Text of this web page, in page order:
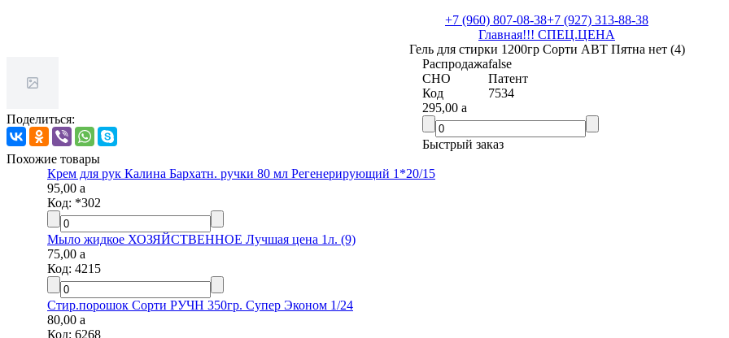
+7 (960) 807-08-38+7 (927) 313-88-38
Главная!!! СПЕЦ.ЦЕНА
Гель для стирки 1200гр Сорти АВТ Пятна нет (4)
Поделиться:
Распродажаfalse
СНО
Патент
Код
7534
295,00 a
Быстрый заказ
Похожие товары
Крем для рук Калина Бархатн. ручки 80 мл Регенерирующий 1*20/15
95,00 a
Код: *302
Мыло жидкое ХОЗЯЙСТВЕННОЕ Лучшая цена 1л. (9)
75,00 a
Код: 4215
Стир.порошок Сорти РУЧН 350гр. Супер Эконом 1/24
80,00 a
Код: 6268